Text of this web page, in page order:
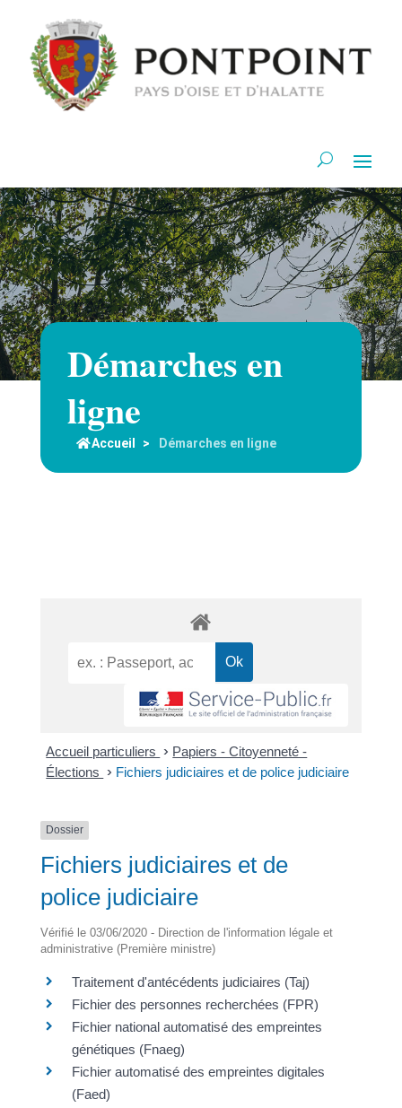
Démarches en
ligne
Accueil > Démarches en ligne
Accueil particuliers > Papiers - Citoyenneté -
Élections > Fichiers judiciaires et de police judiciaire
Dossier
Fichiers judiciaires et de
police judiciaire
Vérifié le 03/06/2020 - Direction de l'information légale et
administrative (Première ministre)
Traitement d'antécédents judiciaires (Taj)
Fichier des personnes recherchées (FPR)
Fichier national automatisé des empreintes
génétiques (Fnaeg)
Fichier automatisé des empreintes digitales
(Faed)